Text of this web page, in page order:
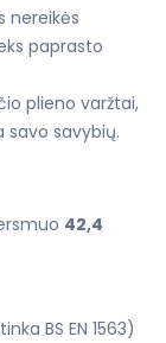
nereikės
paprasto
plieno varžtai,
savo savybių.
42,4
BS EN 1563)